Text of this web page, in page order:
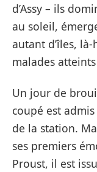
d’Assy – ils
au soleil,
autant d’îles,
malades
Un jour de
coupé est
de la station.
ses premiers
Proust, il est